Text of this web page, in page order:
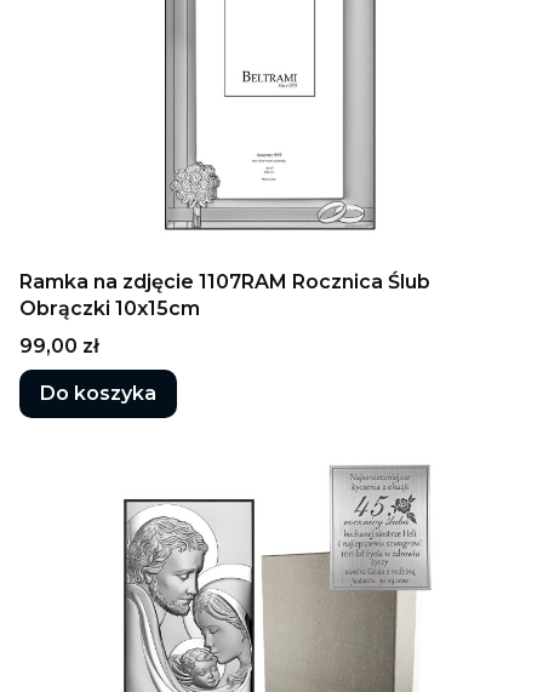
Ramka na zdjęcie 1107RAM Rocznica Ślub
Obrączki 10x15cm
Cena
99,00 zł
Do koszyka